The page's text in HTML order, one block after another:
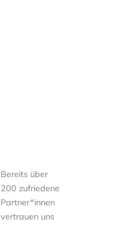
Bereits über
200 zufriedene
Partner*innen
vertrauen uns